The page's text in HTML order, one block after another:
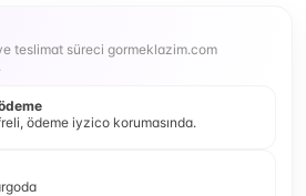
teslimat süreci gormeklazim.com
ödeme iyzico korumasında.